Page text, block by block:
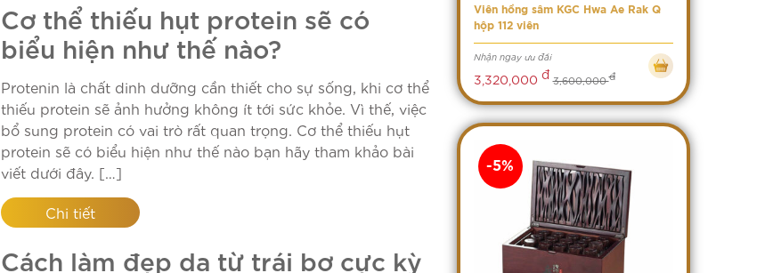
Cơ thể thiếu hụt protein sẽ có
biểu hiện như thế nào?
Protenin là chất dinh dưỡng cần thiết cho sự sống, khi cơ thể
thiếu protein sẽ ảnh hưởng không ít tới sức khỏe. Vì thế, việc
bổ sung protein có vai trò rất quan trọng. Cơ thể thiếu hụt
protein sẽ có biểu hiện như thế nào bạn hãy tham khảo bài
viết dưới đây. […]
Chi tiết
Cách làm đẹp da từ trái bơ cực kỳ
Viên hồng sâm KGC Hwa Ae Rak Q
hộp 112 viên
Nhận ngay ưu đãi
3,320,000 đ 3,600,000đ
-5%